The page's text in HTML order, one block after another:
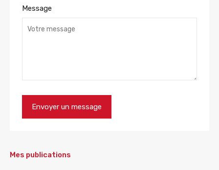
Message
Mes publications